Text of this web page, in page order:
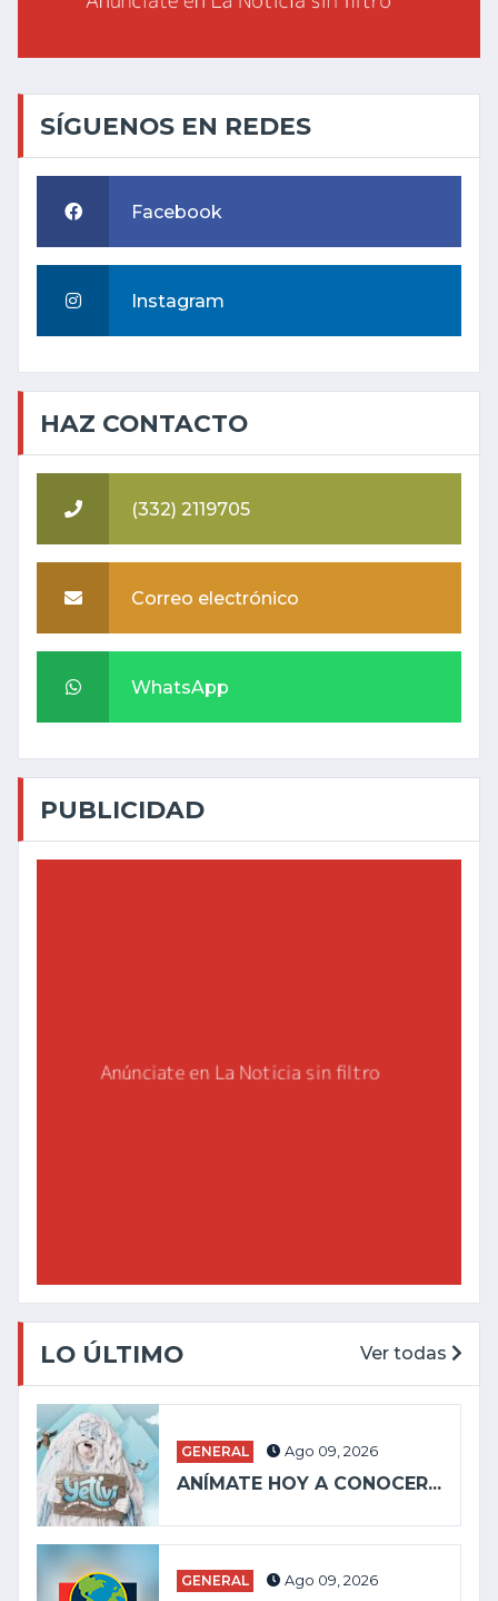
SÍGUENOS EN REDES
Facebook
Instagram
HAZ CONTACTO
(332) 2119705
Correo electrónico
WhatsApp
PUBLICIDAD
LO ÚLTIMO Ver todas
GENERAL Ago 09, 2026
ANÍMATE HOY A CONOCER...
GENERAL Ago 09, 2026